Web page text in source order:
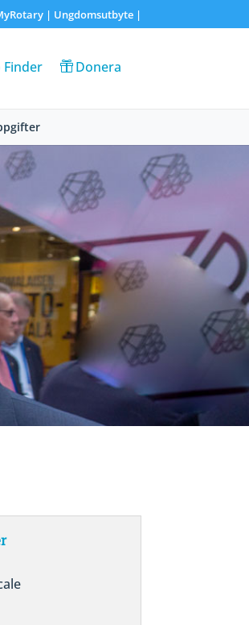
| Ungdomsutbyte|
Finder Donera